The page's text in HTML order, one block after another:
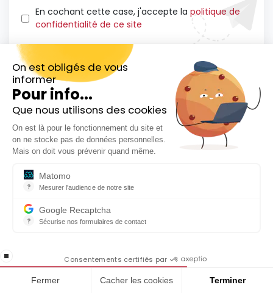
On est obligés de vous
informer
Pour info...
Que nous utilisons des cookies
On est là pour le fonctionnement du site et
on ne stocke pas de données personnelles.
Mais on doit vous prévenir quand même.
?
Matomo
Mesurer l'audience de notre site
?
Google Recaptcha
Sécurise nos formulaires de contact
stop loading Consentements certifiés par
Fermer Cacher les cookies Terminer
En cochant cette case, j'accepte la politique de
confidentialité de ce site
Comment investir en Bourse avec
un PEA ?
Inscrivez-vous gratuitement à
notre Newsletter hebdo
En cadeau notre ebook
politique de confidentialité de ce site